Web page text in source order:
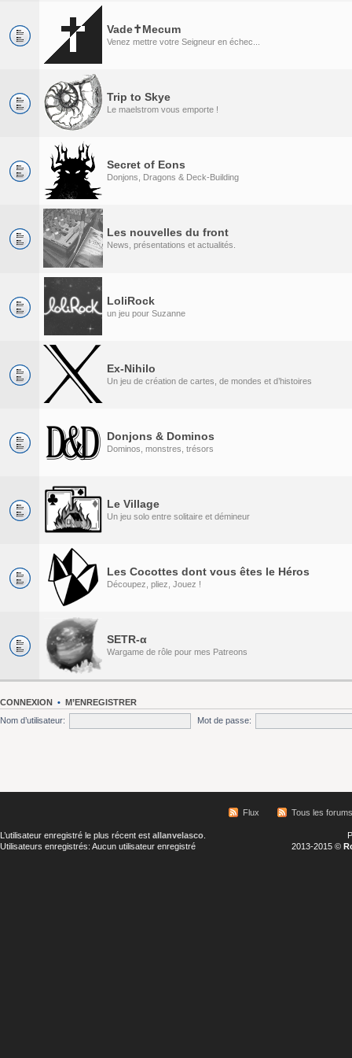
Vade✝Mecum
Venez mettre votre Seigneur en échec...
Trip to Skye
Le maelstrom vous emporte !
Secret of Eons
Donjons, Dragons & Deck-Building
Les nouvelles du front
News, présentations et actualités.
LoliRock
un jeu pour Suzanne
Ex-Nihilo
Un jeu de création de cartes, de mondes et d’histoires
Donjons & Dominos
Dominos, monstres, trésors
Le Village
Un jeu solo entre solitaire et démineur
Les Cocottes dont vous êtes le Héros
Découpez, pliez, Jouez !
SETR-α
Wargame de rôle pour mes Patreons
CONNEXION • M’ENREGISTRER
Nom d’utilisateur:
Mot de passe:
Flux Tous les forums
L’utilisateur enregistré le plus récent est allanvelasco
Utilisateurs enregistrés: Aucun utilisateur enregistré
2013-2015 ©